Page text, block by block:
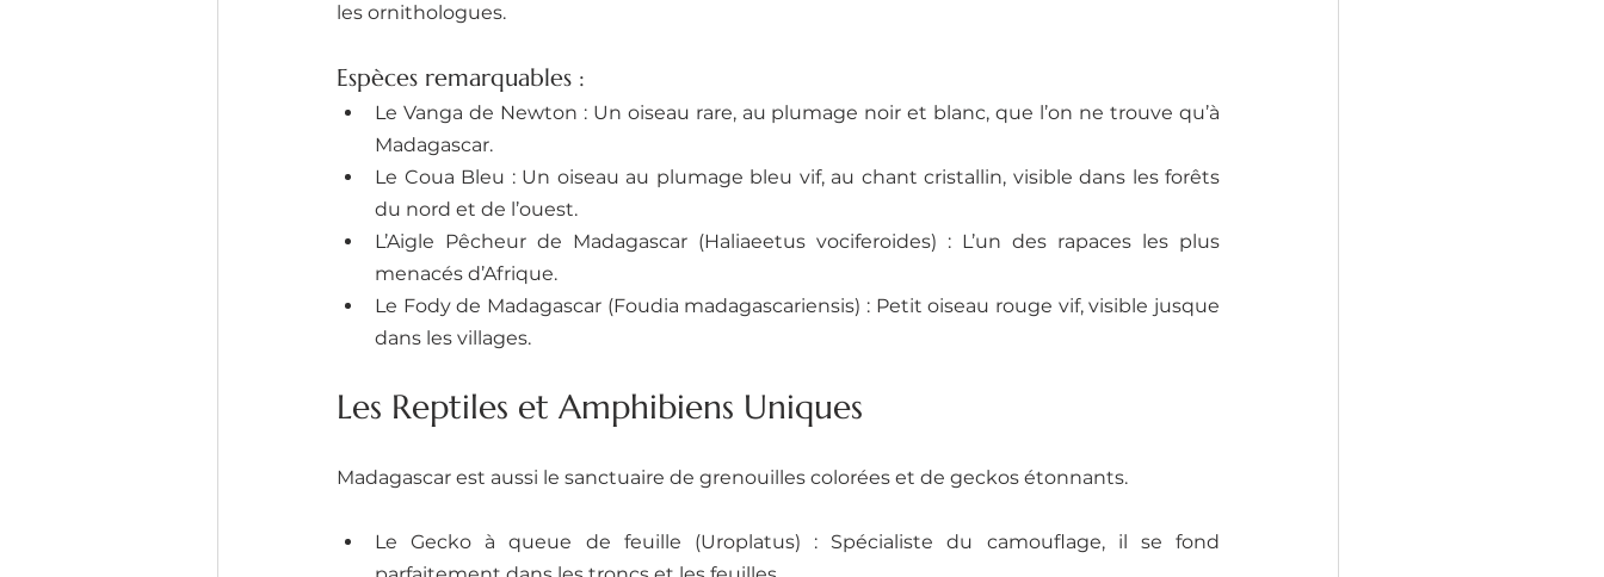
les ornithologues.
Espèces remarquables :
Le Vanga de Newton : Un oiseau rare, au plumage noir et blanc, que l’on ne trouve qu’à
Madagascar.
Le Coua Bleu : Un oiseau au plumage bleu vif, au chant cristallin, visible dans les forêts
du nord et de l’ouest.
L’Aigle Pêcheur de Madagascar (Haliaeetus vociferoides) : L’un des rapaces les plus
menacés d’Afrique.
Le Fody de Madagascar (Foudia madagascariensis) : Petit oiseau rouge vif, visible jusque
dans les villages.
Les Reptiles et Amphibiens Uniques
Madagascar est aussi le sanctuaire de grenouilles colorées et de geckos étonnants.
Le Gecko à queue de feuille (Uroplatus) : Spécialiste du camouflage, il se fond